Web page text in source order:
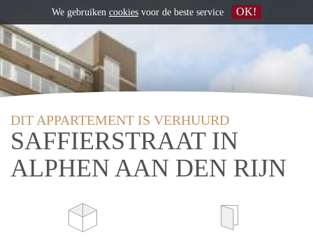
DIT APPARTEMENT IS VERHUURD
SAFFIERSTRAAT IN
ALPHEN AAN DEN RIJN
We gebruiken cookies voor de beste service OK!